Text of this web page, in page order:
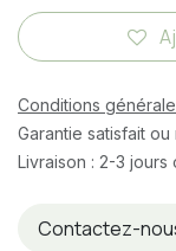
Conditions
Garantie satisfait
Livraison : 2-3 jours
Contactez-